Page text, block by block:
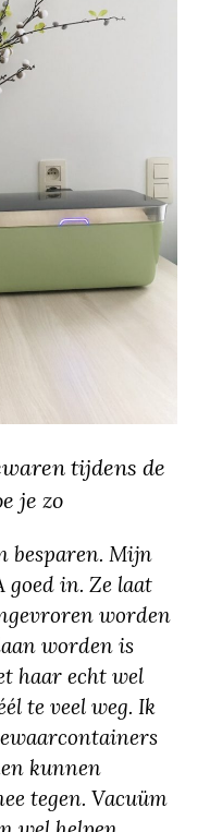
tijdens de
je zo
besparen. Mijn
goed in. Ze laat
worden
worden is
haar echt wel
te veel weg. Ik
kunnen
tegen. Vacuüm